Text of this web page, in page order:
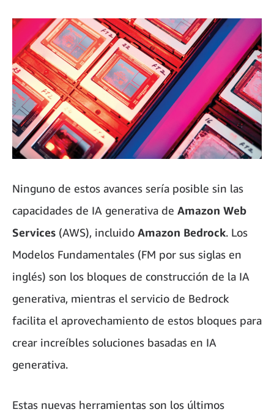
Ninguno de estos avances sería posible sin las
capacidades de IA generativa de Amazon Web
Services (AWS), incluido Amazon Bedrock. Los
Modelos Fundamentales (FM por sus siglas en
inglés) son los bloques de construcción de la IA
generativa, mientras el servicio de Bedrock
facilita el aprovechamiento de estos bloques para
crear increíbles soluciones basadas en IA
generativa.
Estas nuevas herramientas son los últimos